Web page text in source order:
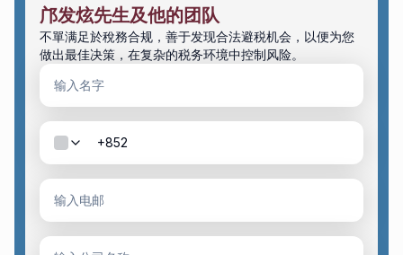
邝发炫先生及他的团队
不單满足於稅務合规，善于发现合法避税机会，以便为您
做出最佳决策，在复杂的税务环境中控制风险。